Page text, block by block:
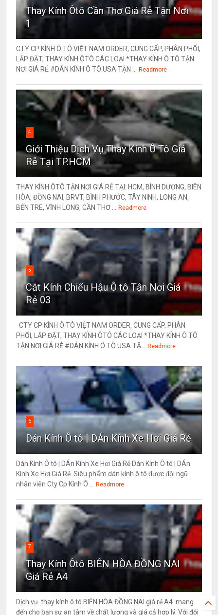
Thay Kính Ôtô Cần Thơ Giá Rẻ Tận Nơi
1
CTY CP KÍNH Ô TÔ VIỆT NAM ORDER, CUNG CẤP, PHÂN PHỐI,
LẮP ĐẶT, THAY KÍNH ÔTÔ CÁC LOẠI *THAY KÍNH Ô TÔ TẬN
NƠI GIÁ RẺ #DÁN KÍNH Ô TÔ USA TẬN ...
Readmore
4
Giới Thiệu Dịch Vụ Thay Kính Ô Tô Giá
Rẻ Tại TP.HCM
THAY KÍNH ÔTÔ TẬN NƠI GIÁ RẺ TẠI: HCM, BÌNH DƯƠNG, BIÊN
HÒA, ĐỒNG NAI, BRVT, BÌNH PHƯỚC, TÂY NINH, LONG AN,
BẾN TRE, VĨNH LONG, CẦN THƠ ...
Readmore
5
Cắt Kính Chiếu Hậu Ô tô Tận Nơi Giá
Rẻ 03
CTY CP KÍNH Ô TÔ VIỆT NAM ORDER, CUNG CẤP, PHÂN
PHỐI, LẮP ĐẶT, THAY KÍNH ÔTÔ CÁC LOẠI *THAY KÍNH Ô TÔ
TẬN NƠI GIÁ RẺ #DÁN KÍNH Ô TÔ USA TẬ...
Readmore
6
Dán Kính Ô tô | DÁn Kính Xe Hơi Giá Rẻ
Dán Kính Ô tô | DÁn Kính Xe Hơi Giá Rẻ Dán Kính Ô tô | DÁn
Kính Xe Hơi Giá Rẻ Siêu phẩm dán kính ô tô được đội ngũ
nhân viên Cty Cp Kính Ô ...
Readmore
7
Thay Kính Ôtô BIÊN HÒA ĐỒNG NAI
Giá Rẻ A4
Dịch vụ thay kính ô tô BIÊN HÒA ĐỒNG NAI giá rẻ A4 mang
đến cho bạn sự an tâm về chất lượng và giá cả hợp lý. Với đội